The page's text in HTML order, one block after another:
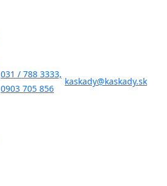
031 / 788 3333,
0903 705 856
kaskady@kaskady.sk